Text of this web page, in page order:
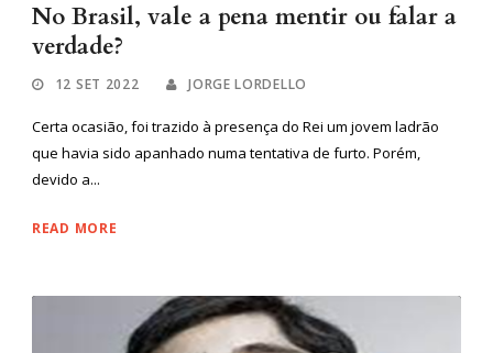
No Brasil, vale a pena mentir ou falar a
verdade?
12 SET 2022 JORGE LORDELLO
Certa ocasião, foi trazido à presença do Rei um jovem ladrão
que havia sido apanhado numa tentativa de furto. Porém,
devido a...
READ MORE